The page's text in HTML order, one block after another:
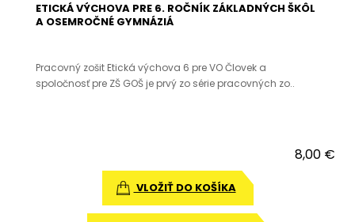
ETICKÁ VÝCHOVA PRE 6. ROČNÍK ZÁKLADNÝCH ŠKÔL
A OSEMROČNÉ GYMNÁZIÁ
Pracovný zošit Etická výchova 6 pre VO Človek a
spoločnosť pre ZŠ GOŠ je prvý zo série pracovných zo..
8,00 €
VLOŽIŤ DO KOŠÍKA